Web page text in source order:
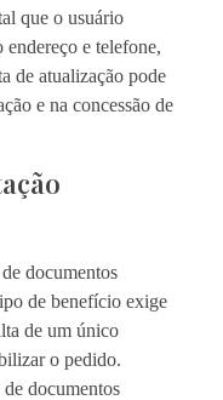
que o usuário
endereço e telefone,
de atualização pode
e na concessão de
documentos
de benefício exige
de um único
o pedido.
documentos